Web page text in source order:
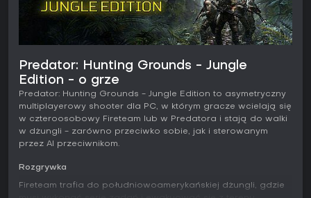
Predator: Hunting Grounds - Jungle
Edition - o grze
Predator: Hunting Grounds - Jungle Edition to asymetryczny
multiplayerowy shooter dla PC, w którym gracze wcielają się
w czteroosobowy Fireteam lub w Predatora i stają do walki
w dżungli - zarówno przeciwko sobie, jak i sterowanym
przez AI przeciwnikom.
Rozgrywka
Fireteam trafia do południowoamerykańskiej dżungli, gdzie